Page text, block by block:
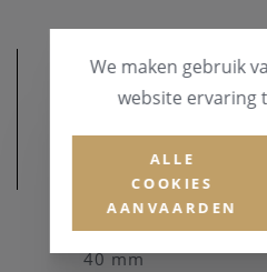
AFMETINGEN
KASTDIAMETER
40 mm
We maken gebruik
website ervaring
ALLE
COOKIES
AANVAARDEN